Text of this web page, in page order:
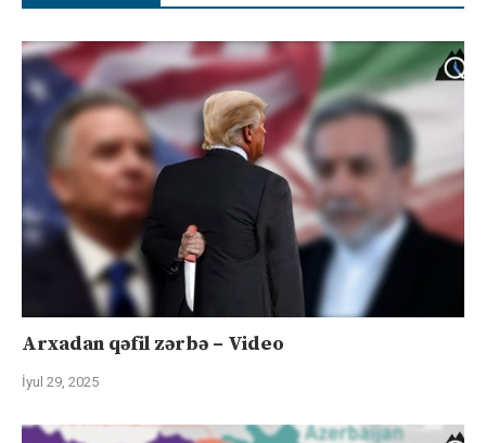
Arxadan qəfil zərbə – Video
İyul 29, 2025